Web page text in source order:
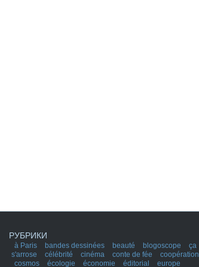
РУБРИКИ
à Paris bandes dessinées beauté blogoscope
ça
s'arrose
célébrité cinéma conte de fée
coopération
cosmos
écologie économie éditorial europe